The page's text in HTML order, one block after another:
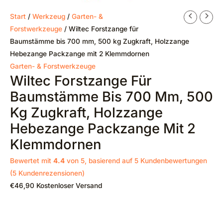
Start / Werkzeug / Garten- &
Forstwerkzeuge / Wiltec Forstzange für
Baumstämme bis 700 mm, 500 kg Zugkraft, Holzzange
Hebezange Packzange mit 2 Klemmdornen
Garten- & Forstwerkzeuge
Wiltec Forstzange Für
Baumstämme Bis 700 Mm, 500
Kg Zugkraft, Holzzange
Hebezange Packzange Mit 2
Klemmdornen
Bewertet mit 4.4 von 5, basierend auf 5 Kundenbewertungen
(5 Kundenrezensionen)
€46,90 Kostenloser Versand